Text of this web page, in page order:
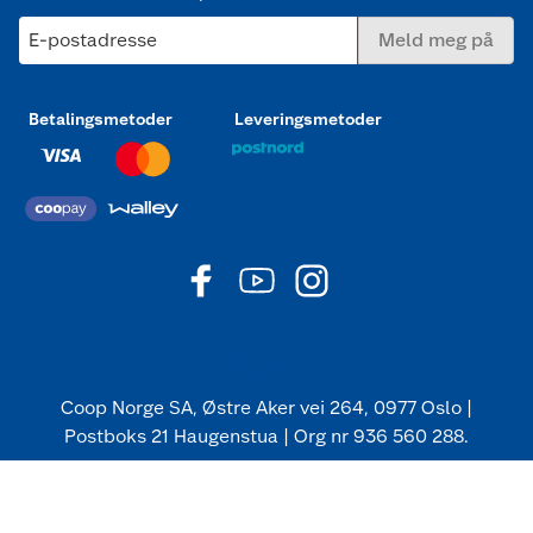
E-postadresse Meld meg på
Betalingsmetoder Leveringsmetoder
Coop Norge SA, Østre Aker vei 264, 0977 Oslo |
Postboks 21 Haugenstua | Org nr 936 560 288.